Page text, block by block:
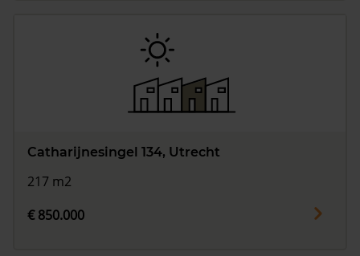
Catharijnesingel 134, Utrecht
217 m2
€ 850.000